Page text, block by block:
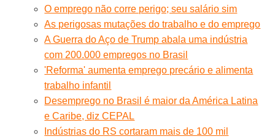
O emprego não corre perigo; seu salário sim
As perigosas mutações do trabalho e do emprego
A Guerra do Aço de Trump abala uma indústria
com 200.000 empregos no Brasil
'Reforma' aumenta emprego precário e alimenta
trabalho infantil
Desemprego no Brasil é maior da América Latina
e Caribe, diz CEPAL
Indústrias do RS cortaram mais de 100 mil